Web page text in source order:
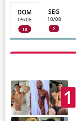
DOM
09/08
18
SEG
10/08
2
1